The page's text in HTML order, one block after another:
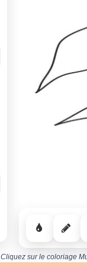
Cliquez sur le coloriage